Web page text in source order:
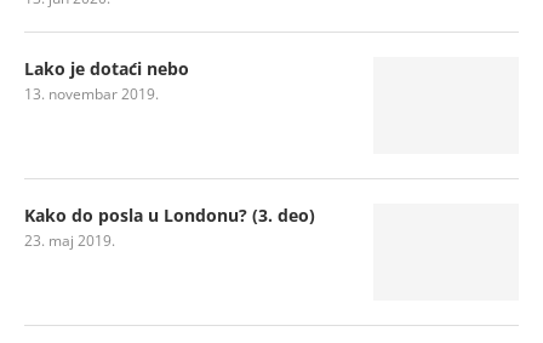
Lako je dotaći nebo
13. novembar 2019.
Kako do posla u Londonu? (3. deo)
23. maj 2019.